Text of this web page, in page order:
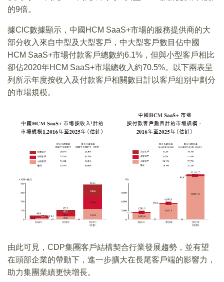
的9倍。
據CIC數據顯示，中國HCM SaaS+市場的服務提供商的大
部分收入來自中型及大型客戶，中大型客戶數目佔中國
HCM SaaS+市場付款客戶總數約6.1%，但與小型客戶相比
卻佔2020年HCM SaaS+市場總收入約70.5%。以下兩表呈
列所示年度按收入及付款客戶相關數目計以客戶組别中劃分
的市場規模。
由此可見，CDP集團客戶結構契合行業發展趨勢，並有望
在頭部企業的帶動下，進一步擴大在長尾客戶端的影響力，
助力集團業績更快增長。